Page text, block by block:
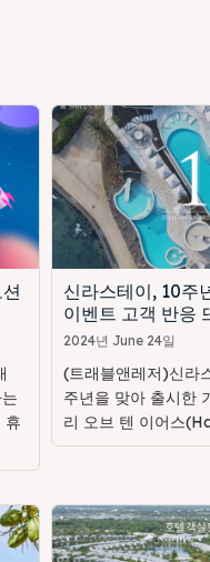
휴
신라스테이, 10주
이벤트 고객 반응
2024년 June 24일
(트래블앤레저)신라
주년을 맞아 출시한
리 오브 텐 이어스